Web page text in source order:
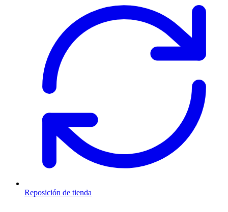
Reposición de tienda